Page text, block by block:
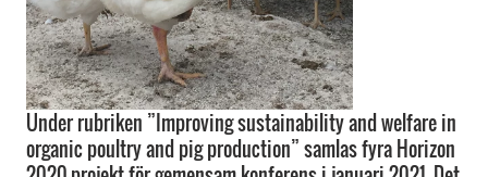
Under rubriken ”Improving sustainability and welfare in
organic poultry and pig production” samlas fyra Horizon